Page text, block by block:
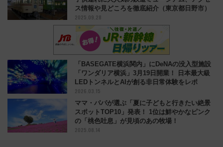
ス情報や見どころを徹底紹介（東京都日野市）
2025.09.28
「BASEGATE横浜関内」にDeNAの没入型施設
「ワンダリア横浜」3月19日開業！ 日本最大級
LEDトンネルとAIが創る非日常体験をレポ
2026.03.15
ママ・パパが選ぶ「夏に子どもと行きたい絶景
スポットTOP10」発表！ 1位は鮮やかなピンク
の「桃色吐息」が見頃のあの牧場！
2025.08.14